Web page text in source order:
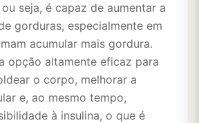
seja, é capaz de aumentar a
gorduras, especialmente em
acumular mais gordura.
opção altamente eficaz para
o corpo, melhorar a
e, ao mesmo tempo,
à insulina, o que é